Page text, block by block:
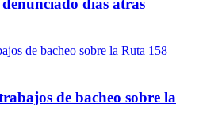
días atrás
de bacheo sobre la